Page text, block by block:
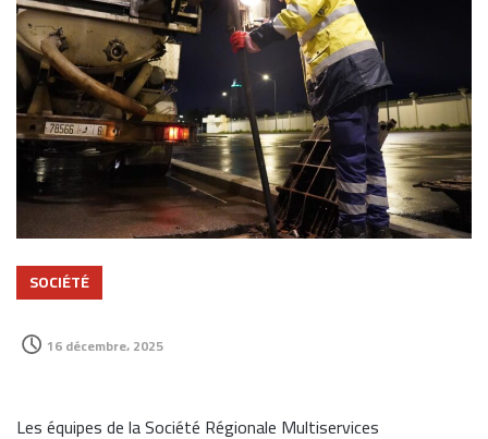
SOCIÉTÉ
16 décembre، 2025
Les équipes de la Société Régionale Multiservices